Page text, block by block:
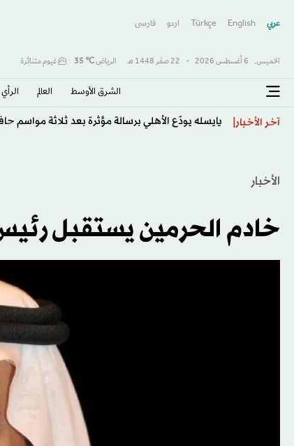
عربي English
Türkçe اردو فارسى
الخميس, 6 أغسطس 2026 - 22 صفَر 1448 هـ الرياض℃
35 غيوم متناثرة
الشرق الأوسط​ العالم الرأي
آخر الأخبار يايسله يودّع الأهلي برسالة مؤثرة بعد ثلاثة مواسم
الأخبار
خادم الحرمين يستقبل